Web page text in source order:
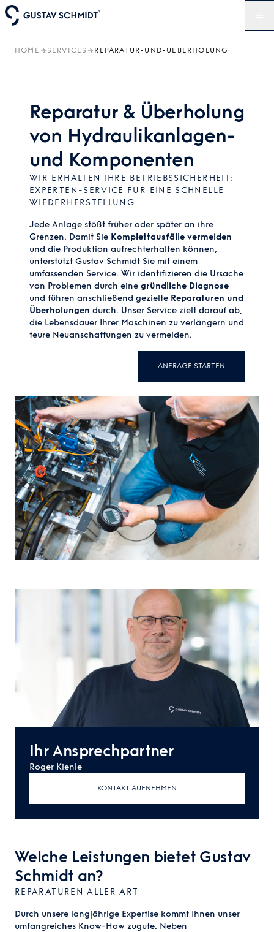
HOME SERVICES REPARATUR-UND-UEBERHOLUNG
Reparatur & Überholung
von Hydraulikanlagen-
und Komponenten
WIR ERHALTEN IHRE BETRIEBSSICHERHEIT:
EXPERTEN-SERVICE FÜR EINE SCHNELLE
WIEDERHERSTELLUNG.
Jede Anlage stößt früher oder später an ihre
Grenzen. Damit Sie Komplettausfälle vermeiden
und die Produktion aufrechterhalten können,
unterstützt Gustav Schmidt Sie mit einem
umfassenden Service. Wir identifizieren die Ursache
von Problemen durch eine gründliche Diagnose
und führen anschließend gezielte Reparaturen und
Überholungen durch. Unser Service zielt darauf ab,
die Lebensdauer Ihrer Maschinen zu verlängern und
teure Neuanschaffungen zu vermeiden.
ANFRAGE STARTEN
Ihr Ansprechpartner
Roger Kienle
KONTAKT AUFNEHMEN
Welche Leistungen bietet Gustav
Schmidt an?
REPARATUREN ALLER ART
Durch unsere langjährige Expertise kommt Ihnen unser
umfangreiches Know-How zugute. Neben